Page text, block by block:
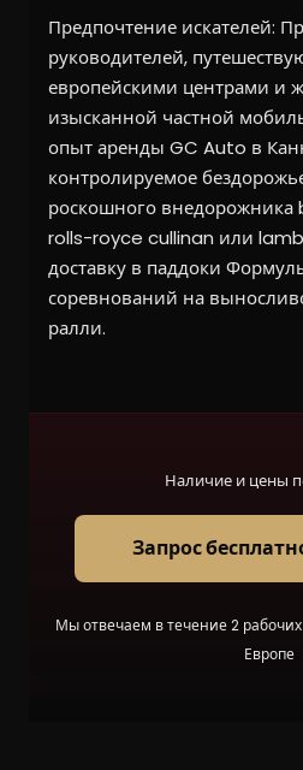
Предпочтение искателей:
руководителей,
европейскими центрами и
изысканной частной
опыт аренды GC Auto в
контролируемое
роскошного
rolls-royce cullinan или
доставку в паддоки
соревнований на
ралли.
Наличие и цены
Запрос
Мы отвечаем в течение 2
Европе